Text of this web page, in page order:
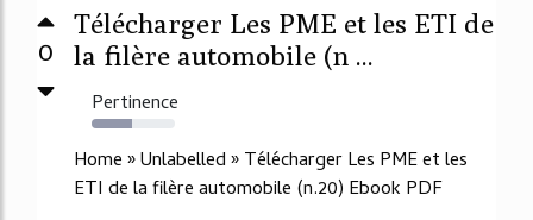
0
Télécharger Les PME et les ETI de
la filère automobile (n ...
Pertinence
48%
Home » Unlabelled » Télécharger Les PME et les
ETI de la filère automobile (n.20) Ebook PDF